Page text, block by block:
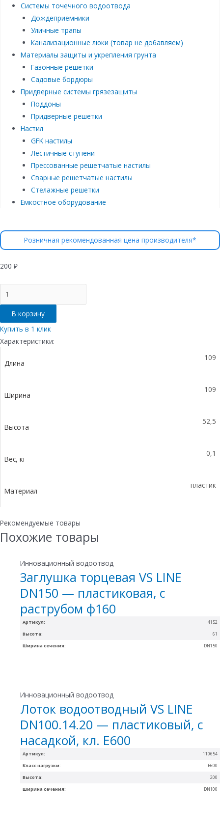
Системы точечного водоотвода
Дождеприемники
Уличные трапы
Канализационные люки (товар не добавляем)
Материалы защиты и укрепления грунта
Газонные решетки
Садовые бордюры
Придверные системы грязезащиты
Поддоны
Придверные решетки
Настил
GFK настилы
Лестичные ступени
Прессованные решетчатые настилы
Сварные решетчатые настилы
Стелажные решетки
Емкостное оборудование
Розничная рекомендованная цена производителя*
200 ₽
товара
Переходник
лотка
водоотводного
Gidrolica
пластиковый
В корзину
Купить в 1 клик
Характеристики:
Длина
109
Ширина
109
Высота
52,5
Вес, кг
0,1
Материал
пластик
Рекомендуемые товары
Похожие товары
Артикул: 4152
Ширина сечения: DN150
Высота: 61
Инновационный водоотвод
Заглушка торцевая VS LINE
DN150 — пластиковая, с
раструбом ф160
Артикул: 110654
Ширина сечения: DN100
Высота: 200
Класс нагрузки: Е600
Инновационный водоотвод
Лоток водоотводный VS LINE
DN100.14.20 — пластиковый, с
насадкой, кл. Е600